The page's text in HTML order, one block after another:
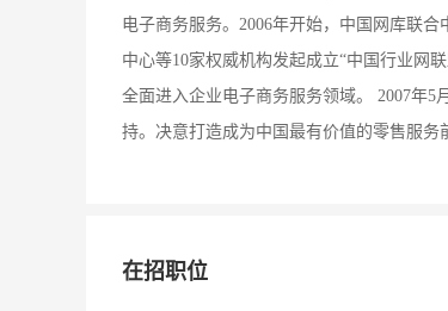
电子商务服务。2006年开始，中国网库联
中心等10家权威机构发起成立“中国行业网
全面进入企业电子商务服务领域。 2007年
持。决意打造成为中国最有价值的零售服务
在招职位